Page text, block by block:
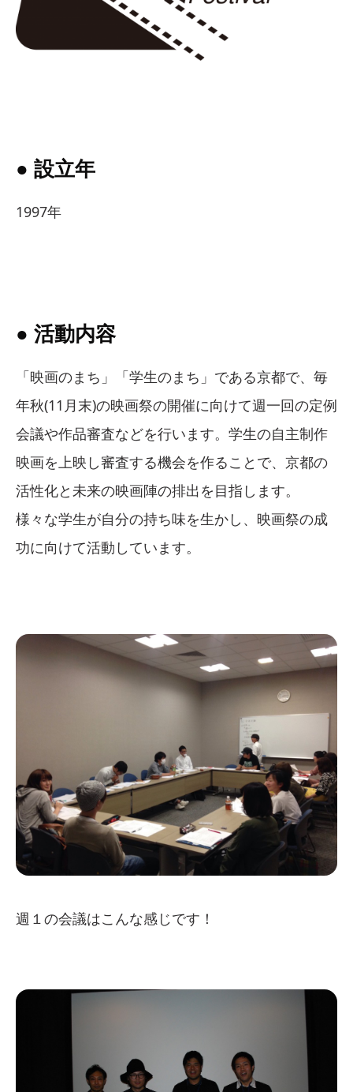
● 設立年
1997年
● 活動内容
「映画のまち」「学生のまち」である京都で、毎
年秋(11月末)の映画祭の開催に向けて週一回の定例
会議や作品審査などを行います。学生の自主制作
映画を上映し審査する機会を作ることで、京都の
活性化と未来の映画陣の排出を目指します。
様々な学生が自分の持ち味を生かし、映画祭の成
功に向けて活動しています。
週１の会議はこんな感じです！